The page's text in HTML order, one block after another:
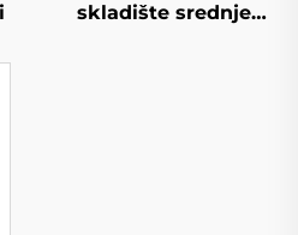
skladište srednje